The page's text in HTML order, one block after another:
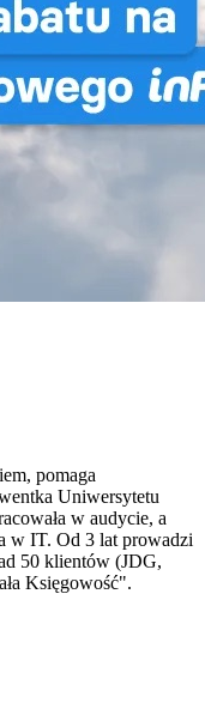
pomaga
Uniwersytetu
w audycie, a
w IT. Od 3 lat prowadzi
50 klientów (JDG,
Księgowość".